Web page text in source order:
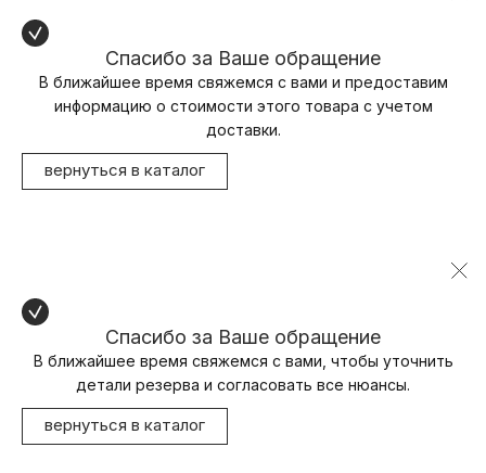
Спасибо за Ваше обращение
В ближайшее время свяжемся с вами и предоставим
информацию о стоимости этого товара с учетом
доставки.
вернуться в каталог
Спасибо за Ваше обращение
В ближайшее время свяжемся с вами, чтобы уточнить
детали резерва и согласовать все нюансы.
вернуться в каталог